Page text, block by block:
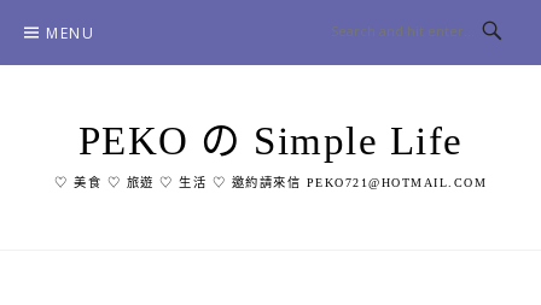
content
MENU
PEKO の Simple Life
♡ 美食 ♡ 旅遊 ♡ 生活 ♡ 邀約請來信 PEKO721@HOTMAIL.COM